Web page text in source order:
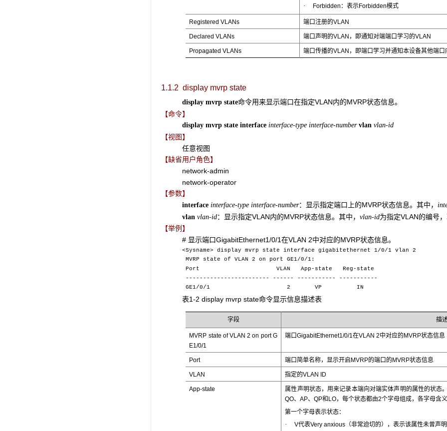
· Forbidden：表示Forbidden模式
Registered VLANs 端口注册的VLAN
Declared VLANs 端口声明的VLAN，即通知对端端口学习的VLAN
Propagated VLANs 端口传播的VLAN，即端口学习并通知本设备其他端
1.1.2 display mvrp state
display mvrp state命令用来显示端口在指定VLAN内的MVRP状态信息。
【命令】
display mvrp state interface interface-type interface-numbervlan vlan-id
【视图】
任意视图
【缺省用户角色】
network-admin
network-operator
【参数】
interface interface-type interface-number：显示指定端口上的MVRP状态信息。其中，
vlan vlan-id：显示指定VLAN内的MVRP状态信息。其中， vlan-id为指定VLAN的编号
【举例】
# 显示端口GigabitEthernet1/0/1在VLAN 2中对应的MVRP状态信息。
<Sysname> display mvrp state interface gigabitethernet 1/0/1 vlan 2
MVRP state of VLAN 2 on port GE1/0/1:
Port VLAN App-state Reg-state
------------------------ ------ ----------- -----------
GE1/0/1 2 VP IN
表1-2 display mvrp state命令显示信息描述表
字段 描
MVRP state of VLAN 2 on port G
E1/0/1
端口GigabitEthernet1/0/1在VLAN 2中对应的MVRP状态信息
Port 端口简单名称，显示开启MVRP的端口的MVRP状态信息
VLAN 指定的VLAN ID
App-state
属性声明状态，用来记录本端向对端实体声明的属性的状态
QO、AP、QP和LO，每个状态都由2个字母组成，各字母含
第一个字母表示状态：
· V代表Very anxious（非常迫切的），表示该属性未曾声